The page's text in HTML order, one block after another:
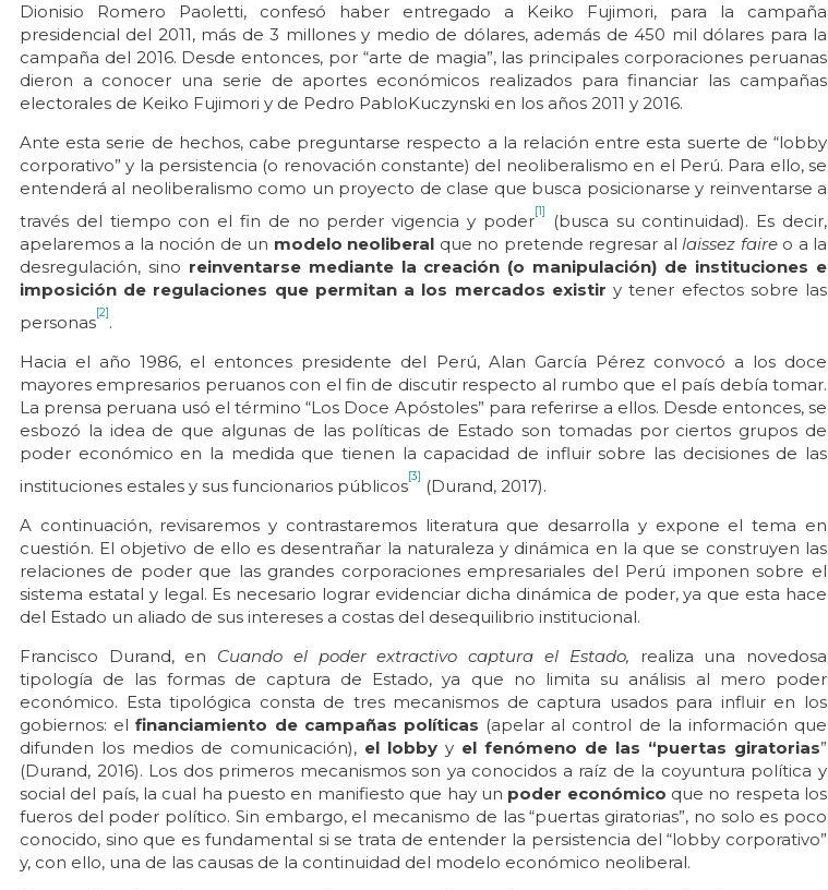
Dionisio Romero Paoletti, confesó haber entregado a Keiko Fujimori, para la campaña
presidencial del 2011, más de 3 millones y medio de dólares, además de 450 mil dólares para la
campaña del 2016. Desde entonces, por “arte de magia”, las principales corporaciones peruanas
dieron a conocer una serie de aportes económicos realizados para financiar las campañas
electorales de Keiko Fujimori y de Pedro PabloKuczynski en los años 2011 y 2016.
Ante esta serie de hechos, cabe preguntarse respecto a la relación entre esta suerte de “lobby
corporativo” y la persistencia (o renovación constante) del neoliberalismo en el Perú. Para ello, se
entenderá al neoliberalismo como un proyecto de clase que busca posicionarse y reinventarse a
través del tiempo con el fin de no perder vigencia y poder[1]
(busca su continuidad). Es decir,
apelaremos a la noción de un modelo neoliberal que no pretende regresar allaissez faire o a la
desregulación, sino reinventarse mediante la creación (o manipulación) de instituciones e
imposición de regulaciones que permitan a los mercados existir y tener efectos sobre las
personas[2].
Hacia el año 1986, el entonces presidente del Perú, Alan García Pérez convocó a los doce
mayores empresarios peruanos con el fin de discutir respecto al rumbo que el país debía tomar.
La prensa peruana usó el término “Los Doce Apóstoles” para referirse a ellos. Desde entonces, se
esbozó la idea de que algunas de las políticas de Estado son tomadas por ciertos grupos de
poder económico en la medida que tienen la capacidad de influir sobre las decisiones de las
instituciones estales y sus funcionarios públicos[3] (Durand, 2017).
A continuación, revisaremos y contrastaremos literatura que desarrolla y expone el tema en
cuestión. El objetivo de ello es desentrañar la naturaleza y dinámica en la que se construyen las
relaciones de poder que las grandes corporaciones empresariales del Perú imponen sobre el
sistema estatal y legal. Es necesario lograr evidenciar dicha dinámica de poder, ya que esta hace
del Estado un aliado de sus intereses a costas del desequilibrio institucional.
Francisco Durand, en Cuando el poder extractivo captura el Estado, realiza una novedosa
tipología de las formas de captura de Estado, ya que no limita su análisis al mero poder
económico. Esta tipológica consta de tres mecanismos de captura usados para influir en los
gobiernos: elfinanciamiento de campañas políticas (apelar al control de la información que
difunden los medios de comunicación), el lobby y el fenómeno de las “puertas giratorias”
(Durand, 2016). Los dos primeros mecanismos son ya conocidos a raíz de la coyuntura política y
social del país, la cual ha puesto en manifiesto que hay un poder económico que no respeta los
fueros del poder político. Sin embargo, el mecanismo de las “puertas giratorias”, no solo es poco
conocido, sino que es fundamental si se trata de entender la persistencia del “lobby corporativo”
y, con ello, una de las causas de la continuidad del modelo económico neoliberal.